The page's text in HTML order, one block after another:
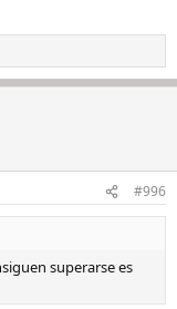
#996
superarse es